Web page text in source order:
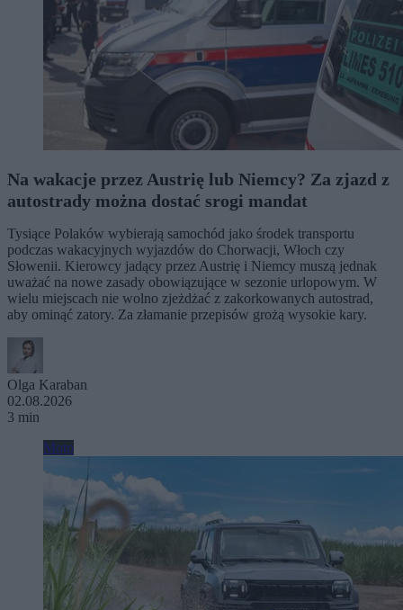
Na wakacje przez Austrię lub Niemcy? Za zjazd z
autostrady można dostać srogi mandat
Tysiące Polaków wybierają samochód jako środek transportu
podczas wakacyjnych wyjazdów do Chorwacji, Włoch czy
Słowenii. Kierowcy jadący przez Austrię i Niemcy muszą jednak
uważać na nowe zasady obowiązujące w sezonie urlopowym. W
wielu miejscach nie wolno zjeżdżać z zakorkowanych autostrad,
aby ominąć zatory. Za złamanie przepisów grożą wysokie kary.
Olga Karaban
02.08.2026
3 min
Moto